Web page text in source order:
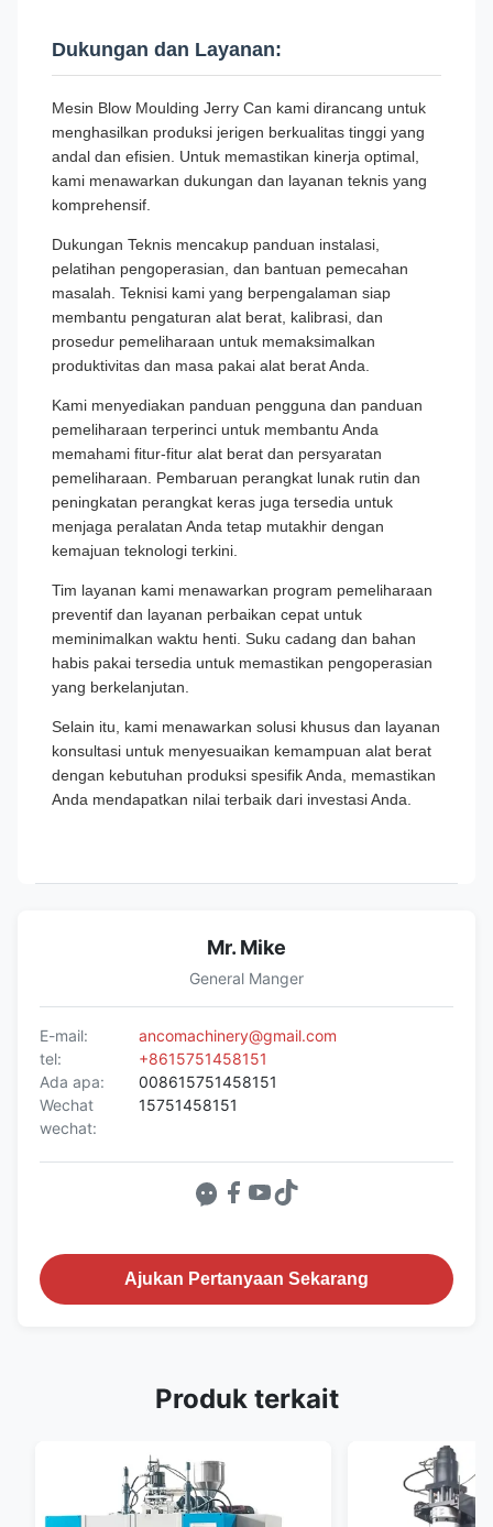
Dukungan dan Layanan:
Mesin Blow Moulding Jerry Can kami dirancang untuk
menghasilkan produksi jerigen berkualitas tinggi yang
andal dan efisien. Untuk memastikan kinerja optimal,
kami menawarkan dukungan dan layanan teknis yang
komprehensif.
Dukungan Teknis mencakup panduan instalasi,
pelatihan pengoperasian, dan bantuan pemecahan
masalah. Teknisi kami yang berpengalaman siap
membantu pengaturan alat berat, kalibrasi, dan
prosedur pemeliharaan untuk memaksimalkan
produktivitas dan masa pakai alat berat Anda.
Kami menyediakan panduan pengguna dan panduan
pemeliharaan terperinci untuk membantu Anda
memahami fitur-fitur alat berat dan persyaratan
pemeliharaan. Pembaruan perangkat lunak rutin dan
peningkatan perangkat keras juga tersedia untuk
menjaga peralatan Anda tetap mutakhir dengan
kemajuan teknologi terkini.
Tim layanan kami menawarkan program pemeliharaan
preventif dan layanan perbaikan cepat untuk
meminimalkan waktu henti. Suku cadang dan bahan
habis pakai tersedia untuk memastikan pengoperasian
yang berkelanjutan.
Selain itu, kami menawarkan solusi khusus dan layanan
konsultasi untuk menyesuaikan kemampuan alat berat
dengan kebutuhan produksi spesifik Anda, memastikan
Anda mendapatkan nilai terbaik dari investasi Anda.
Mr. Mike
General Manger
E-mail:
ancomachinery@gmail.com
tel:
+8615751458151
Ada apa:
008615751458151
Wechat
wechat:
15751458151
Ajukan Pertanyaan Sekarang
Produk terkait